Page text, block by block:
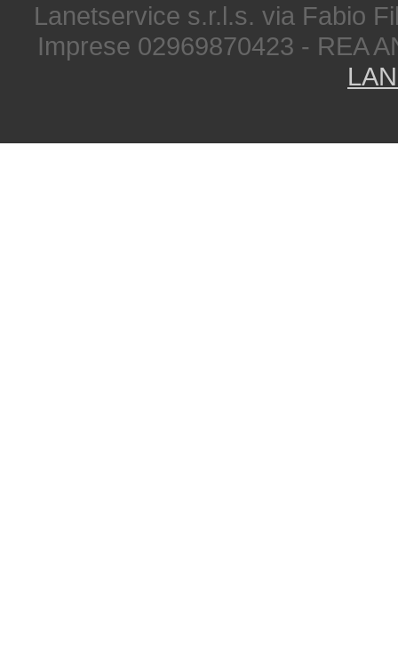
Lanetservice s.r.l.s. via Fabio
Imprese 02969870423 - REA